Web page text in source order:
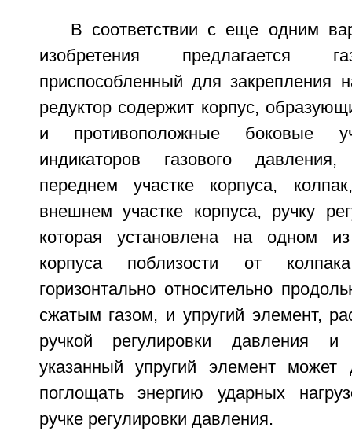
В соответствии с еще одним
изобретения предлагается
приспособленный для закрепления
редуктор содержит корпус,
и противоположные боковые
индикаторов газового
переднем участке корпуса,
внешнем участке корпуса, ручку
которая установлена на одном
корпуса поблизости от
горизонтально относительно
сжатым газом, и упругий элемент,
ручкой регулировки давления
указанный упругий элемент может
поглощать энергию ударных
ручке регулировки давления.